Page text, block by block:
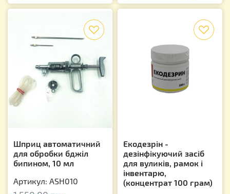
Шприц автоматичний
для обробки бджіл
бипином, 10 мл
Артикул: ASH010
Екодезрін -
дезінфікуючий засіб
для вуликів, рамок і
інвентарю,
(концентрат 100 грам)